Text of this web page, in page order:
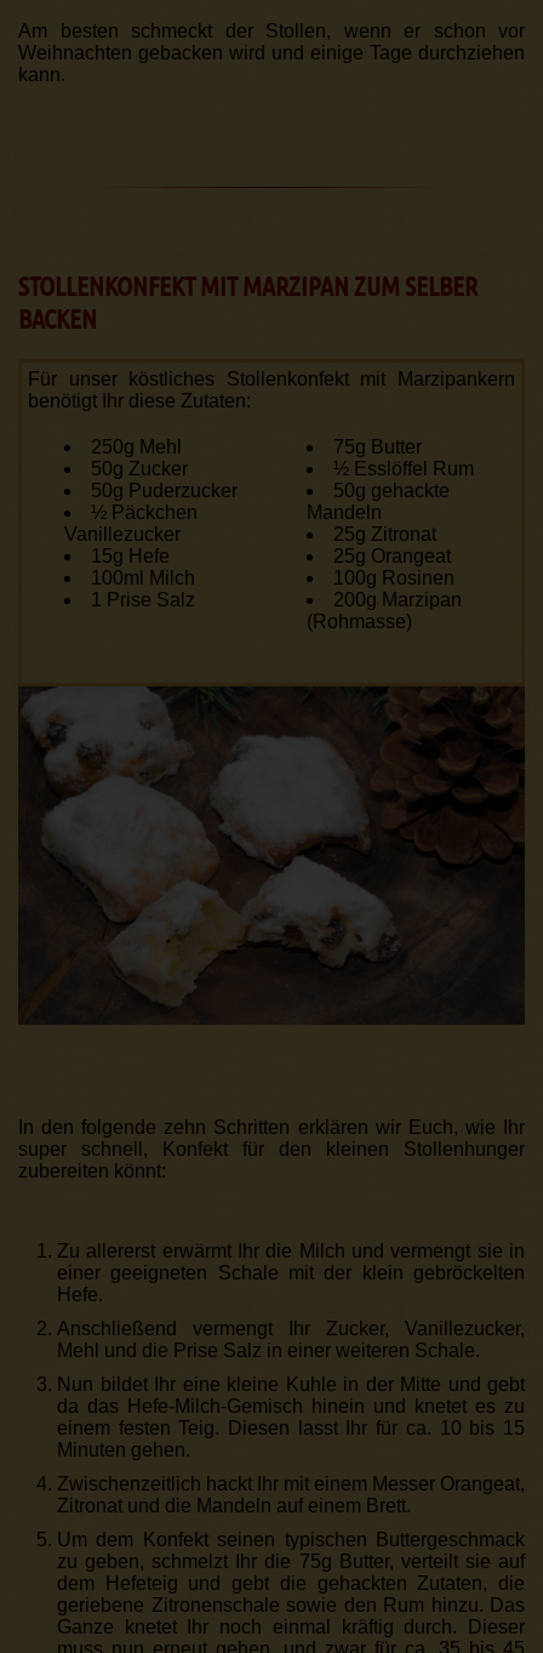
Am besten schmeckt der Stollen, wenn er schon vor
Weihnachten gebacken wird und einige Tage durchziehen
kann.
STOLLENKONFEKT MIT MARZIPAN ZUM SELBER
BACKEN
Für unser köstliches Stollenkonfekt mit Marzipan­kern
benötigt Ihr diese Zutaten:
250g Mehl
50g Zucker
50g Puderzucker
½ Päckchen
Vanillezucker
15g Hefe
100ml Milch
1 Prise Salz
75g Butter
½ Esslöffel Rum
50g gehackte
Mandeln
25g Zitronat
25g Orangeat
100g Rosinen
200g Marzipan
(Rohmasse)
In den folgende zehn Schritten erklären wir Euch, wie Ihr
super schnell, Konfekt für den kleinen Stollenhunger
zubereiten könnt:
Zu allererst erwärmt Ihr die Milch und vermengt sie in
einer geeigneten Schale mit der klein gebröckelten
Hefe.
Anschließend vermengt Ihr Zucker, Vanillezucker,
Mehl und die Prise Salz in einer weiteren Schale.
Nun bildet Ihr eine kleine Kuhle in der Mitte und gebt
da das Hefe-Milch-Gemisch hinein und knetet es zu
einem festen Teig. Diesen lasst Ihr für ca. 10 bis 15
Minuten gehen.
Zwischenzeitlich hackt Ihr mit einem Messer Orangeat,
Zitronat und die Mandeln auf einem Brett.
Um dem Konfekt seinen typischen Buttergeschmack
zu geben, schmelzt Ihr die 75g Butter, verteilt sie auf
dem Hefeteig und gebt die gehackten Zutaten, die
geriebene Zitronenschale sowie den Rum hinzu. Das
Ganze knetet Ihr noch einmal kräftig durch. Dieser